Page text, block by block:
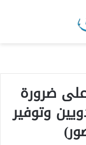
ضرورة
وتوفير